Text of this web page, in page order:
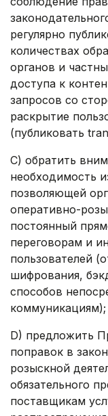
регулярно
количествах
органов и
доступа к
запросов со
раскрытие
(публиковать
С) обратить
необходимость
позволяющей
оперативно-
постоянный
переговорам и
пользователей
шифрования,
способов
коммуникациям);
D) предложить
поправок в
розыскной
обязательного
поставщикам